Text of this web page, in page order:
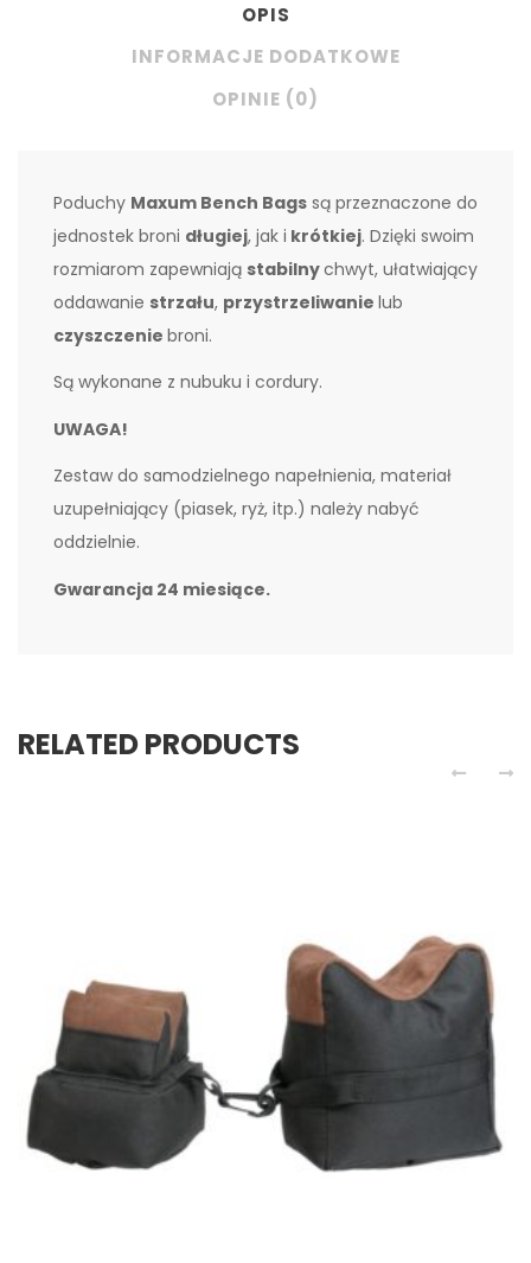
OPIS
INFORMACJE DODATKOWE
OPINIE (0)
Poduchy Maxum Bench Bags są przeznaczone do
jednostek broni długiej, jak i krótkiej. Dzięki swoim
rozmiarom zapewniają stabilnychwyt, ułatwiający
oddawanie strzału, przystrzeliwanie lub
czyszczenie broni.
Są wykonane z nubuku i cordury.
UWAGA!
Zestaw do samodzielnego napełnienia, materiał
uzupełniający (piasek, ryż, itp.) należy nabyć
oddzielnie.
Gwarancja 24 miesiące.
RELATED PRODUCTS